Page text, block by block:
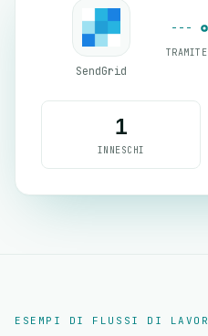
SendGrid
TRAMITE
1
INNESCHI
ESEMPI DI FLUSSI DI